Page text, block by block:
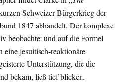
Schweizer Bürgerkrieg der
1847 abhandelt. Der komplexe
beobachtet und auf die Formel
eine jesuitisch-reaktionäre
Unterstützung, die die
bekam, ließ tief blicken.